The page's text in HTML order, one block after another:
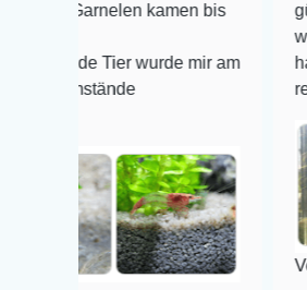
kamen bis
Tier wurde mir am
günstigen
hat jemand
reagiert wie